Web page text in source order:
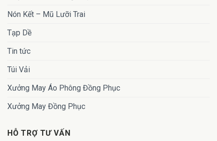
Nón Kết – Mũ Lưỡi Trai
Tạp Dề
Tin tức
Túi Vải
Xưởng May Áo Phông Đồng Phục
Xưởng May Đồng Phục
HỖ TRỢ TƯ VẤN